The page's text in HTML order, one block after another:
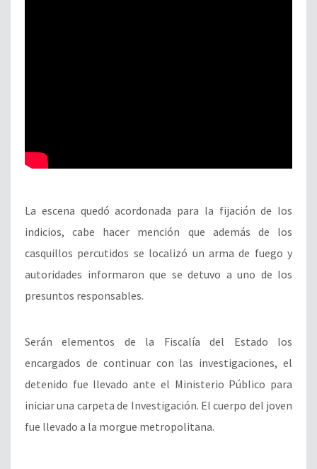
La escena quedó acordonada para la fijación de los
indicios, cabe hacer mención que además de los
casquillos percutidos se localizó un arma de fuego y
autoridades informaron que se detuvo a uno de los
presuntos responsables.
Serán elementos de la Fiscalía del Estado los
encargados de continuar con las investigaciones, el
detenido fue llevado ante el Ministerio Público para
iniciar una carpeta de Investigación. El cuerpo del joven
fue llevado a la morgue metropolitana.